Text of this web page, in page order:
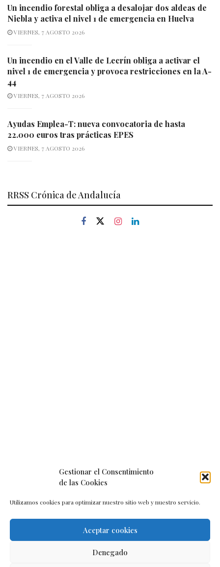
Gestionar el Consentimiento
de las Cookies
Utilizamos cookies para optimizar nuestro sitio web y nuestro servicio.
Aceptar cookies
Denegado
Un incendio forestal obliga a desalojar dos aldeas de
Niebla y activa el nivel 1 de emergencia en Huelva
VIERNES, 7 AGOSTO 2026
Un incendio en el Valle de Lecrín obliga a activar el
nivel 1 de emergencia y provoca restricciones en la A-
44
VIERNES, 7 AGOSTO 2026
Ayudas Emplea-T: nueva convocatoria de hasta
22.000 euros tras prácticas EPES
VIERNES, 7 AGOSTO 2026
RRSS Crónica de Andalucía
Política de cookies